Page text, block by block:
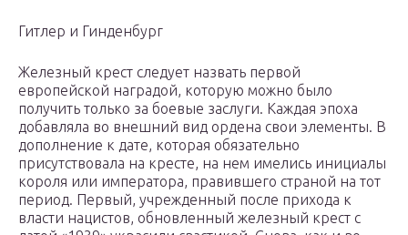
Гитлер и Гинденбург
Железный крест следует назвать первой
европейской наградой, которую можно было
получить только за боевые заслуги. Каждая эпоха
добавляла во внешний вид ордена свои элементы. В
дополнение к дате, которая обязательно
присутствовала на кресте, на нем имелись инициалы
короля или императора, правившего страной на тот
период. Первый, учрежденный после прихода к
власти нацистов, обновленный железный крест с